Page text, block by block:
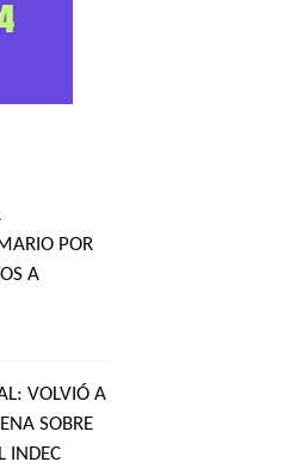
POR
A
VOLVIÓ A
SOBRE
INDEC